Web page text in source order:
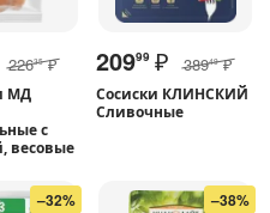
22635 ₽
МД
с
весовые
20999 ₽ 38949 ₽
Сосиски КЛИНСКИЙ
Сливочные
–32% –38%